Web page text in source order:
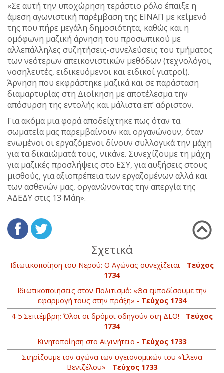
«Σε αυτή την υποχώρηση τεράστιο ρόλο έπαιξε η
άμεση αγωνιστική παρέμβαση της ΕΙΝΑΠ με κείμενό
της που πήρε μεγάλη δημοσιότητα, καθώς και η
ομόφωνη μαζική άρνηση του προσωπικού με
αλλεπάλληλες συζητήσεις-συνελεύσεις του τμήματος
των νεότερων απεικονιστικών μεθόδων (τεχνολόγοι,
νοσηλευτές, ειδικευόμενοι και ειδικοί γιατροί).
Άρνηση που εκφράστηκε μαζικά και σε παράσταση
διαμαρτυρίας στη Διοίκηση με αποτέλεσμα την
απόσυρση της εντολής και μάλιστα επ’ αόριστον.
Για ακόμα μια φορά αποδείχτηκε πως όταν τα
σωματεία μας παρεμβαίνουν και οργανώνουν, όταν
ενωμένοι οι εργαζόμενοι δίνουν συλλογικά την μάχη
για τα δικαιώματά τους, νικάνε. Συνεχίζουμε τη μάχη
για μαζικές προσλήψεις στο ΕΣΥ, για αυξήσεις στους
μισθούς, για αξιοπρέπεια των εργαζομένων αλλά και
των ασθενών μας, οργανώνοντας την απεργία της
ΑΔΕΔΥ στις 13 Μάη».
Σχετικά
Ιδιωτικοποίηση του Νερού: Ο Αγώνας συνεχίζεται - Τεύχος
1734
Ιδιωτικοποιήσεις στον Πολιτισμό: «Θα εμποδίσουμε την
εφαρμογή τους στην πράξη» - Τεύχος 1734
4-5 Σεπτέμβρη: Όλοι οι δρόμοι οδηγούν στη ΔΕΘ! - Τεύχος
1734
Κινητοποίηση στο Αιγινήτειο - Τεύχος 1733
Στηρίζουμε τον αγώνα των υγειονομικών του «Έλενα
Βενιζέλου» - Τεύχος 1733